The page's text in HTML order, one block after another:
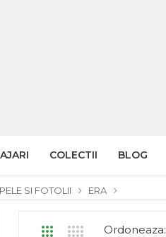
COLECTII BLOG
SI FOTOLII ERA
Ordoneaza: